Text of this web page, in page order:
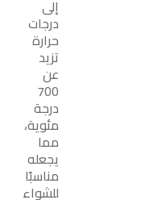
إلى
درجات
حرارة
تزيد
عن
700
درجة
مئوية،
مما
يجعله
مناسبًا
للشواء